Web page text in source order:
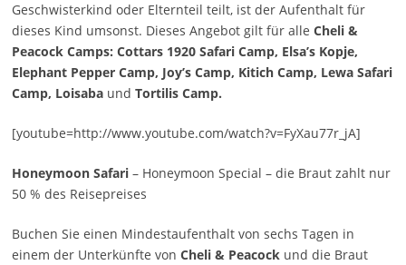
Geschwisterkind oder Elternteil teilt, ist der Aufenthalt für
dieses Kind umsonst. Dieses Angebot gilt für alle Cheli &
Peacock Camps: Cottars 1920 Safari Camp, Elsa’s Kopje,
Elephant Pepper Camp, Joy’s Camp, Kitich Camp, Lewa Safari
Camp, Loisaba und Tortilis Camp.
[youtube=http://www.youtube.com/watch?v=FyXau77r_jA]
Honeymoon Safari– Honeymoon Special – die Braut zahlt nur
50 % des Reisepreises
Buchen Sie einen Mindestaufenthalt von sechs Tagen in
einem der Unterkünfte von Cheli & Peacockund die Braut